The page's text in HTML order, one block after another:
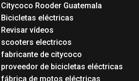
Citycoco Rooder Guatemala
Bicicletas eléctricas
Revisar vídeos
scooters electricos
fabricante de citycoco
proveedor de bicicletas eléctricas
fábrica de motos eléctricas